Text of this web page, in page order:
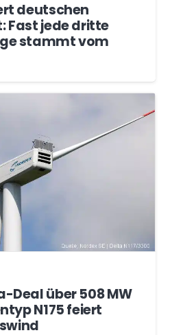
deutschen
Fast jede dritte
stammt vom
Deal über 508 MW
N175 feiert